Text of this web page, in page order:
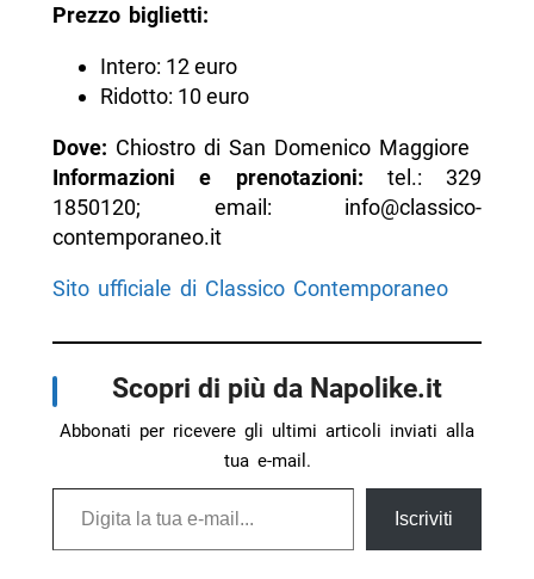
Prezzo biglietti:
Intero: 12 euro
Ridotto: 10 euro
Dove: Chiostro di San Domenico Maggiore
Informazioni e prenotazioni: tel.: 329
1850120; email: info@classico-
contemporaneo.it
Sito ufficiale di Classico Contemporaneo
Scopri di più da Napolike.it
Abbonati per ricevere gli ultimi articoli inviati alla
tua e-mail.
Digita la tua e-mail...
Iscriviti